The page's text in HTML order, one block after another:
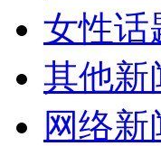
女性话
其他新
网络新